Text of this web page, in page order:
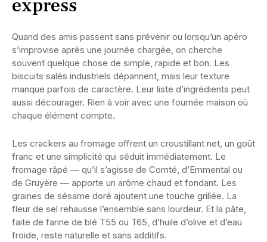
express
Quand des amis passent sans prévenir ou lorsqu’un apéro
s’improvise après une journée chargée, on cherche
souvent quelque chose de simple, rapide et bon. Les
biscuits salés industriels dépannent, mais leur texture
manque parfois de caractère. Leur liste d’ingrédients peut
aussi décourager. Rien à voir avec une fournée maison où
chaque élément compte.
Les crackers au fromage offrent un croustillant net, un goût
franc et une simplicité qui séduit immédiatement. Le
fromage râpé — qu’il s’agisse de Comté, d’Emmental ou
de Gruyère — apporte un arôme chaud et fondant. Les
graines de sésame doré ajoutent une touche grillée. La
fleur de sel rehausse l’ensemble sans lourdeur. Et la pâte,
faite de farine de blé T55 ou T65, d’huile d’olive et d’eau
froide, reste naturelle et sans additifs.